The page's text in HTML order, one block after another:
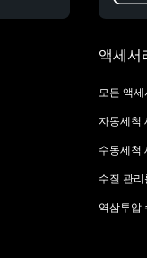
액세서
모든 액세
자동세척
수동세척
수질 관
역삼투압